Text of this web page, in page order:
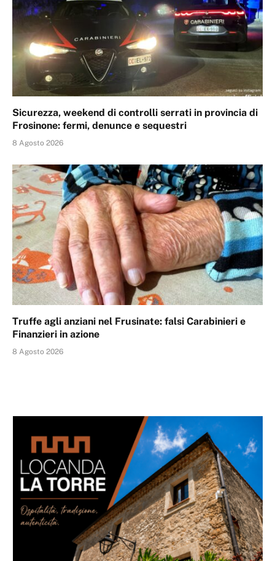
Sicurezza, weekend di controlli serrati in provincia di
Frosinone: fermi, denunce e sequestri
8 Agosto 2026
Truffe agli anziani nel Frusinate: falsi Carabinieri e
Finanzieri in azione
8 Agosto 2026